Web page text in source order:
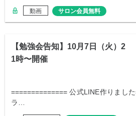
動画 サロン会員無料
【勉強会告知】10月7日（火）2
1時〜開催
============== 公式LINE作りまし
ラ…